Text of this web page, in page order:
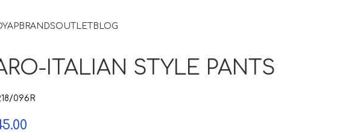
BRANDSOUTLET BLOG
ITALIAN STYLE PANTS
096R